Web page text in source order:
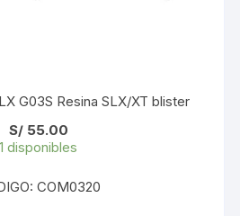
Pastilla Shimano SLX G03S Resina SLX/XT blister
S/55.00
1 disponibles
COM0320